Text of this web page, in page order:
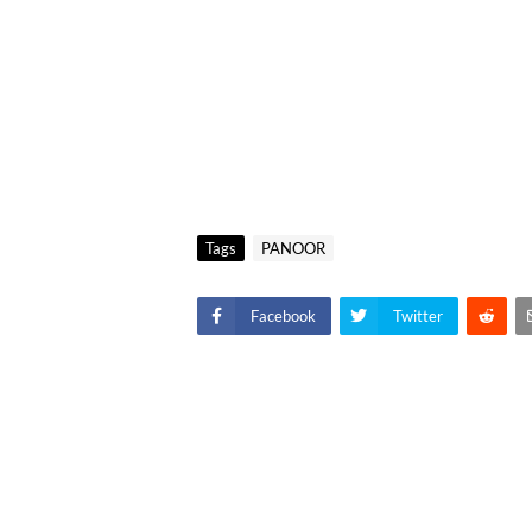
Tags PANOOR
Facebook Twitter